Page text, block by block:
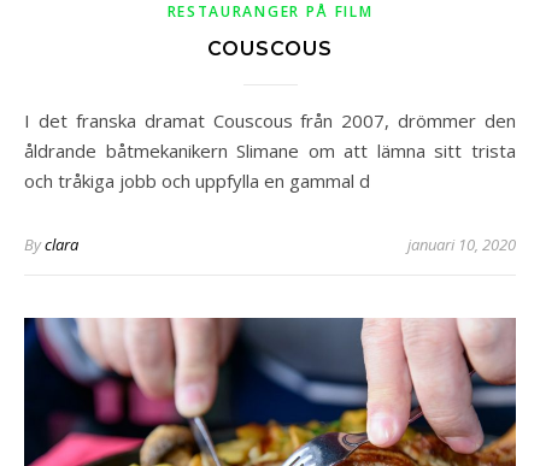
RESTAURANGER PÅ FILM
COUSCOUS
I det franska dramat Couscous från 2007, drömmer den
åldrande båtmekanikern Slimane om att lämna sitt trista
och tråkiga jobb och uppfylla en gammal d
Byclara januari 10, 2020